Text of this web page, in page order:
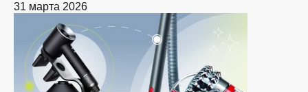
31 марта 2026